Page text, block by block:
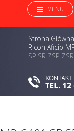
MENU
Strona Główna
Ricoh Aficio
SP SR ZSP